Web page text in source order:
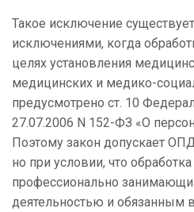
Такое исключение
исключениями, когда
целях установления
медицинских и медико-
предусмотрено ст. 10
27.07.2006 N 152-ФЗ «О
Поэтому закон допускает
но при условии, что
профессионально
деятельностью и обязанным